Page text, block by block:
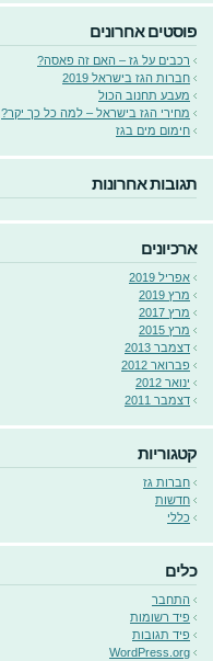
פוסטים אחרונים
רכבים על גז – האם זה פאסה?
חברות הגז בישראל 2019
מעבע תחנוב הכול
מחירי הגז בישראל – למה כל כך יקר?
חימום מים בגז
תגובות אחרונות
ארכיונים
אפריל 2019
מרץ 2019
מרץ 2017
מרץ 2015
דצמבר 2013
פברואר 2012
ינואר 2012
דצמבר 2011
קטגוריות
חברות גז
חדשות
כללי
כלים
התחבר
פיד רשומות
פיד תגובות
WordPress.org